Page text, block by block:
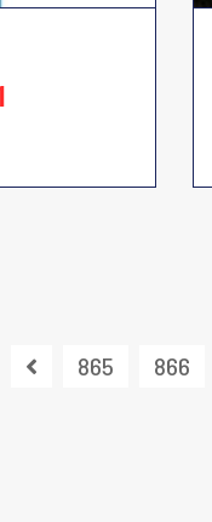
865 866